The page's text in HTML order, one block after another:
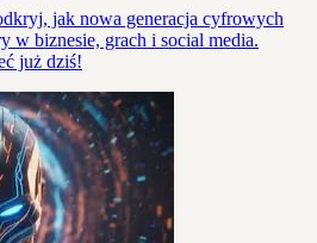
jak nowa generacja cyfrowych
w biznesie, grach i social media.
już dziś!